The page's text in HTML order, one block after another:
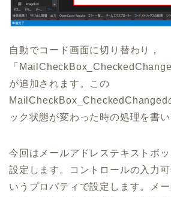
自動でコード画面に切り替わり，
「
が追加されます。この
MailCheckBox_CheckedChanged
ック状態が変わった時の処理を書い
今回はメールアドレステキストボ
設定します。コントロールの入力
いうプロパティで設定します。メ